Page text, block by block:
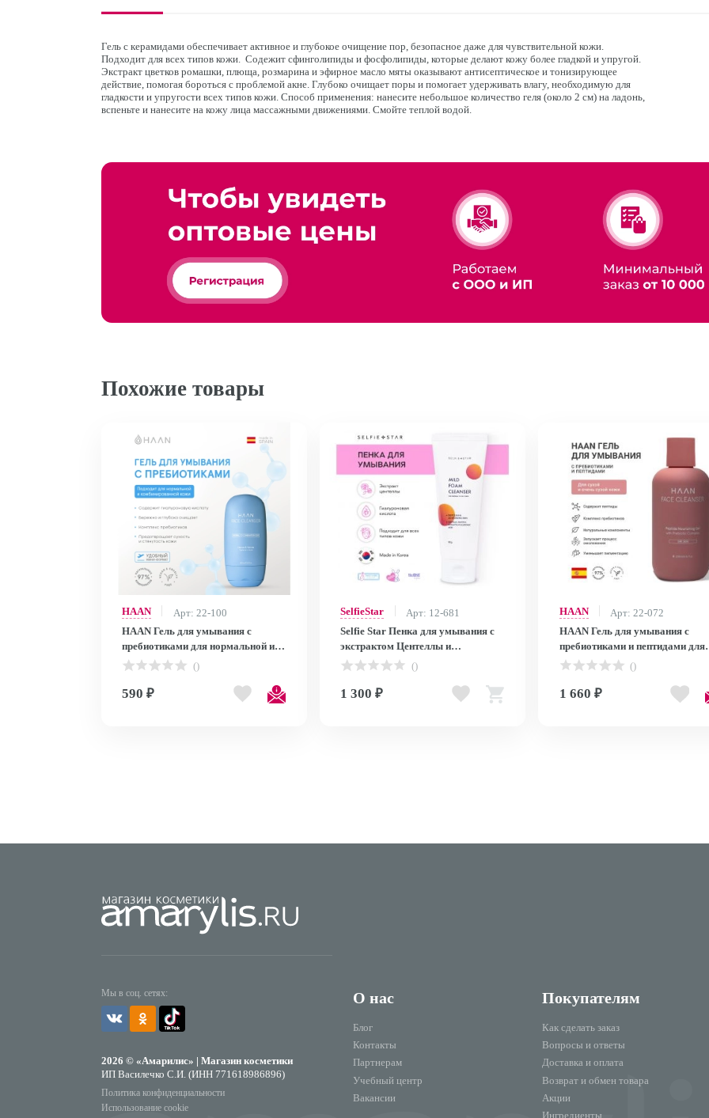
Гель с керамидами обеспечивает активное и глубокое очищение пор, безопасное даже для чувствительной кожи.
Подходит для всех типов кожи. Содежит сфинголипиды и фосфолипиды, которые делают кожу более гладкой и упругой.
Экстракт цветков ромашки, плюща, розмарина и эфирное масло мяты оказывают антисептическое и тонизирующее
действие, помогая бороться с проблемой акне. Глубоко очищает поры и помогает удерживать влагу, необходимую для
гладкости и упругости всех типов кожи. Способ применения: нанесите небольшое количество геля (около 2 см) на ладонь,
вспеньте и нанесите на кожу лица массажными движениями. Смойте теплой водой.
Похожие товары
HAAN
Арт: 22-100
HAAN Гель для умывания с
пребиотиками для нормальной и
комбинированной кожи мини /Mini
Hyaluronic Face Cleanser for
Normal to Combination Skin, 20 мл
()
590 ₽
SelfieStar
Арт: 12-681
Selfie Star Пенка для умывания с
экстрактом Центеллы и
Гиалуроновой кислотой / Mild
Foaming Cleanser With Centella
and Hyaluronic Acid, 90 гр
()
1 300 ₽
HAAN
Арт: 22-072
HAAN Гель для умывания с
пребиотиками и пептидами для
сухой кожи /Peptide Face
for Dry Skin, 200 мл
()
1 660 ₽
Мы в соц. сетях:
2026 © «Амарилис» | Магазин косметики
ИП Василечко С.И. (ИНН 771618986896)
Политика конфиденциальности
Использование cookie
О нас
Блог
Контакты
Партнерам
Учебный центр
Вакансии
Покупателям
Как сделать заказ
Вопросы и ответы
Доставка и оплата
Возврат и обмен товара
Акции
Ингредиенты